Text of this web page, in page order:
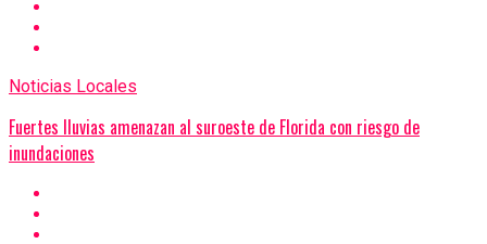
Noticias Locales
Fuertes lluvias amenazan al suroeste de Florida con riesgo de
inundaciones